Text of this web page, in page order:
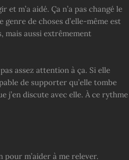
et m’a aidé. Ça n’a pas changé le
de choses d’elle-même est
mais aussi extrêmement
assez attention à ça. Si elle
de supporter qu’elle tombe
j’en discute avec elle. À ce rythme
m’aider à me relever.